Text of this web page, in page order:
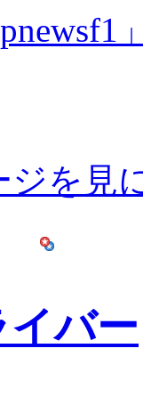
ジを見
イバー